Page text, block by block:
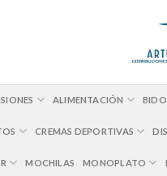
ALIMENTACIÓN
CREMAS DEPORTIVAS
MOCHILAS MONOPLATO